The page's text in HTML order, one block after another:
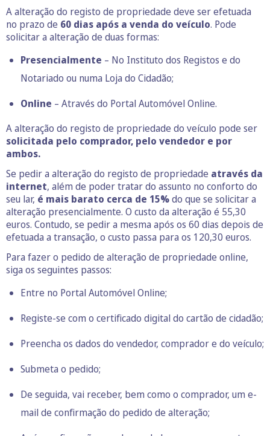
A alteração do registo de propriedade deve ser efetuada
no prazo de 60 dias após a venda do veículo. Pode
solicitar a alteração de duas formas:
Presencialmente – No Instituto dos Registos e do
Notariado ou numa Loja do Cidadão;
Online – Através do Portal Automóvel Online.
A alteração do registo de propriedade do veículo pode ser
solicitada pelo comprador, pelo vendedor e por
ambos.
Se pedir a alteração do registo de propriedade através da
internet, além de poder tratar do assunto no conforto do
seu lar, é mais barato cerca de 15%do que se solicitar a
alteração presencialmente. O custo da alteração é 55,30
euros. Contudo, se pedir a mesma após os 60 dias depois de
efetuada a transação, o custo passa para os 120,30 euros.
Para fazer o pedido de alteração de propriedade online,
siga os seguintes passos:
Entre no Portal Automóvel Online;
Registe-se com o certificado digital do cartão de cidadão;
Preencha os dados do vendedor, comprador e do veículo;
Submeta o pedido;
De seguida, vai receber, bem como o comprador, um e-
mail de confirmação do pedido de alteração;